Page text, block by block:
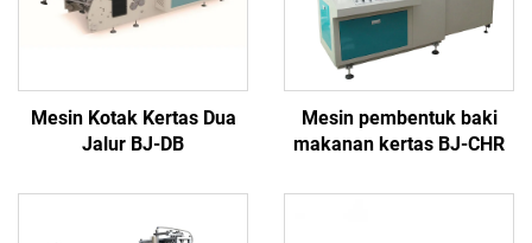
Mesin Kotak Kertas Dua
Jalur BJ-DB
Mesin pembentuk baki
makanan kertas BJ-CHR